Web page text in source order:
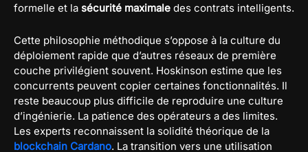
formelle et la sécurité maximale des contrats intelligents.
Cette philosophie méthodique s’oppose à la culture du
déploiement rapide que d’autres réseaux de première
couche privilégient souvent. Hoskinson estime que les
concurrents peuvent copier certaines fonctionnalités. Il
reste beaucoup plus difficile de reproduire une culture
d’ingénierie. La patience des opérateurs a des limites.
Les experts reconnaissent la solidité théorique de la
blockchain Cardano. La transition vers une utilisation